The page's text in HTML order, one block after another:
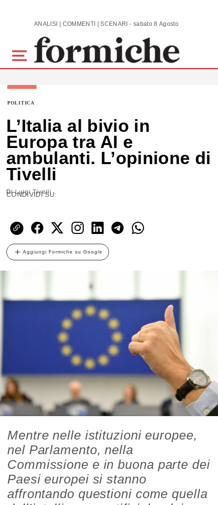
Skip to main content ANALISI | COMMENTI | SCENARI - sabato 8 Agosto 2026
POLITICA
L’Italia al bivio in
Europa tra AI e
ambulanti. L’opinione di
Tivelli
DiLuigi Tivelli
CONDIVIDI SU:
Aggiungi Formiche su Google
Mentre nelle istituzioni europee,
nel Parlamento, nella
Commissione e in buona parte dei
Paesi europei si stanno
affrontando questioni come quella